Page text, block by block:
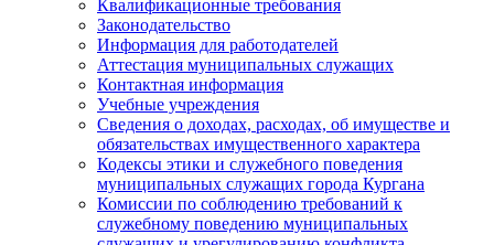
Квалификационные требования
Законодательство
Информация для работодателей
Аттестация муниципальных служащих
Контактная информация
Учебные учреждения
Сведения о доходах, расходах, об имуществе и
обязательствах имущественного характера
Кодексы этики и служебного поведения
муниципальных служащих города Кургана
Комиссии по соблюдению требований к
служебному поведению муниципальных